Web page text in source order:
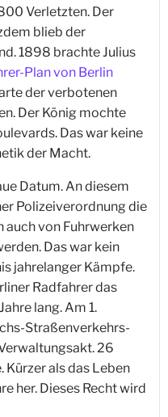
Verletzten. Der
blieb der
1898 brachte Julius
Plan von Berlin
der verbotenen
Der König mochte
Das war keine
der Macht.
Datum. An diesem
Polizeiverordnung die
auch von Fuhrwerken
Das war kein
jahrelanger Kämpfe.
Radfahrer das
lang. Am 1.
Straßenverkehrs-
26
Kürzer als das Leben
her. Dieses Recht wird